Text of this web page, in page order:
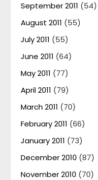
September 2011 (54)
August 2011 (55)
July 2011 (55)
June 2011 (64)
May 2011 (77)
April 2011 (79)
March 2011 (70)
February 2011 (66)
January 2011 (73)
December 2010 (87)
November 2010 (70)